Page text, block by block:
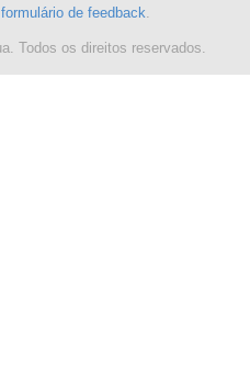
formulário de feedback
Todos os direitos reservados.